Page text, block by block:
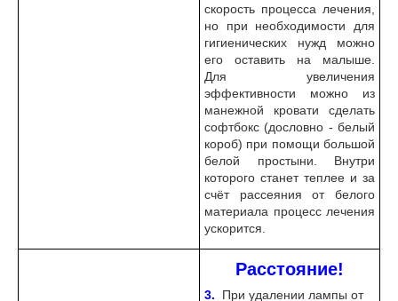
скорость процесса лечения,
но при необходимости для
гигиенических нужд можно
его оставить на малыше.
Для увеличения
эффективности можно из
манежной кровати сделать
софтбокс (дословно - белый
короб) при помощи большой
белой простыни. Внутри
которого станет теплее и за
счёт рассеяния от белого
материала процесс лечения
ускорится.
Расстояние!
3. При удалении лампы от